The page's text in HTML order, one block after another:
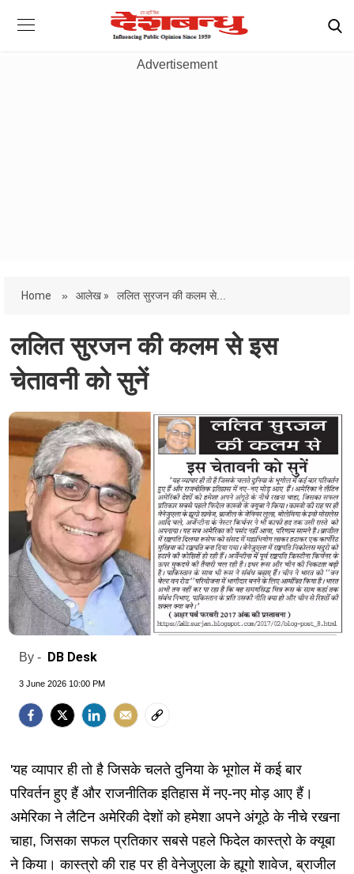
Advertisement
Home » आलेख » ललित सुरजन की कलम से...
ललित सुरजन की कलम से इस
चेतावनी को सुनें
By - DB Desk
3 June 2026 10:00 PM
'यह व्यापार ही तो है जिसके चलते दुनिया के भूगोल में कई बार
परिवर्तन हुए हैं और राजनीतिक इतिहास में नए-नए मोड़ आए हैं।
अमेरिका ने लैटिन अमेरिकी देशों को हमेशा अपने अंगूठे के नीचे रखना
चाहा, जिसका सफल प्रतिकार सबसे पहले फिदेल कास्त्रो के क्यूबा
ने किया। कास्त्रो की राह पर ही वेनेजुएला के ह्यूगो शावेज, ब्राजील